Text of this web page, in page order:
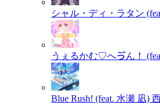
シャル・ディ・ラタン
うぇるかむ♡へゔん！
Blue Rush! (feat. 水瀬 凪)